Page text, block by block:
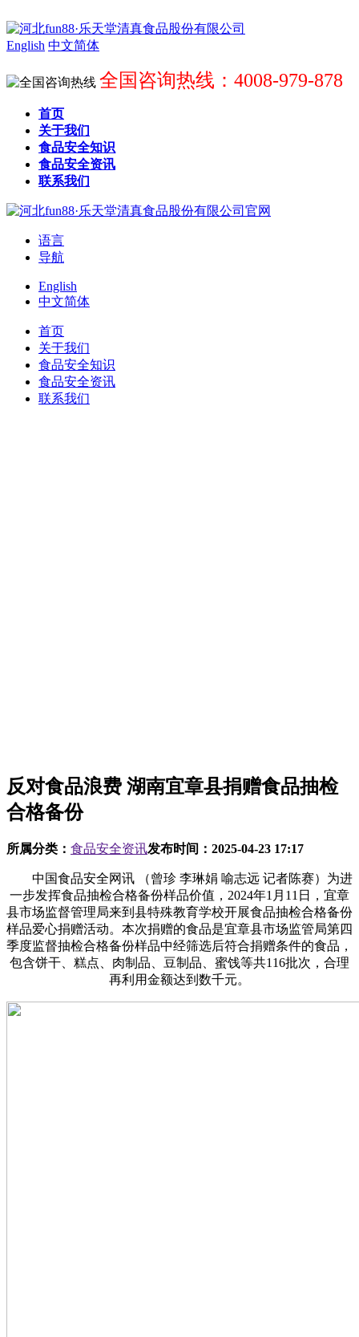
English 中文简体
全国咨询热线：4008-979-878
首页
关于我们
食品安全知识
食品安全资讯
联系我们
语言
导航
English
中文简体
首页
关于我们
食品安全知识
食品安全资讯
联系我们
反对食品浪费 湖南宜章县捐赠食品抽检
合格备份
所属分类： 食品安全资讯发布时间： 2025-04-23 17:17
中国食品安全网讯 （曾珍 李琳娟 喻志远 记者陈赛）为进
一步发挥食品抽检合格备份样品价值，2024年1月11日，宜章
县市场监督管理局来到县特殊教育学校开展食品抽检合格备份
样品爱心捐赠活动。本次捐赠的食品是宜章县市场监管局第四
季度监督抽检合格备份样品中经筛选后符合捐赠条件的食品，
包含饼干、糕点、肉制品、豆制品、蜜饯等共116批次，合理
再利用金额达到数千元。